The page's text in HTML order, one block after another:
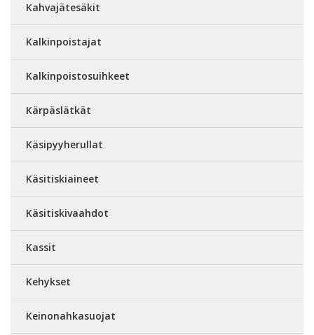
Kahvajätesäkit
Kalkinpoistajat
Kalkinpoistosuihkeet
Kärpäslätkät
Käsipyyherullat
Käsitiskiaineet
Käsitiskivaahdot
Kassit
Kehykset
Keinonahkasuojat